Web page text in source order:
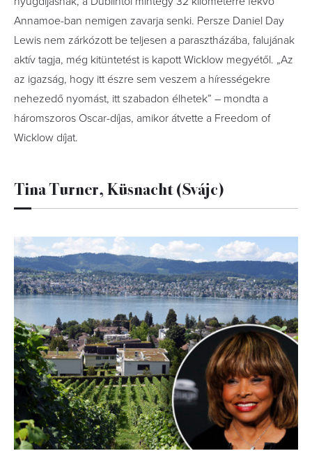
Annamoe-ban nemigen zavarja senki. Persze Daniel Day
Lewis nem zárkózott be teljesen a parasztházába, falujának
aktív tagja, még kitüntetést is kapott Wicklow megyétől. „Az
az igazság, hogy itt észre sem veszem a hírességekre
nehezedő nyomást, itt szabadon élhetek” – mondta a
háromszoros Oscar-díjas, amikor átvette a Freedom of
Wicklow díjat.
Tina Turner, Küsnacht (Svájc)